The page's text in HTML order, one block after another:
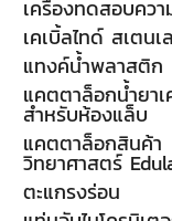
เครื่องทดสอบคว
เคเบิ้ลไทด์ สเตนเ
แทงค์น้ำพลาสติก
แคตตาล็อกน้ำยา
สำหรับห้องแล็บ
แคตตาล็อกสินค้า
วิทยาศาสตร์
ตะแกรงร่อน